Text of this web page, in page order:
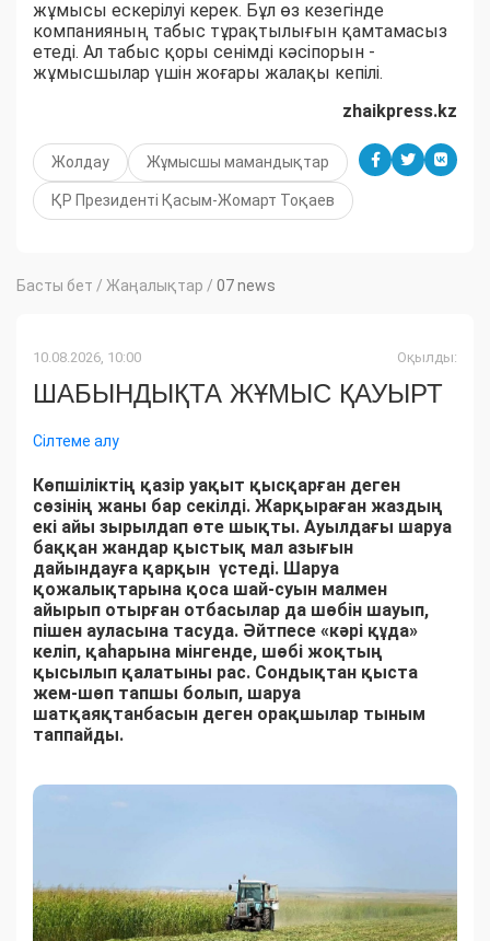
жұмысы ескерілуі керек. Бұл өз кезегінде
компанияның табыс тұрақтылығын қамтамасыз
етеді. Ал табыс қоры сенімді кәсіпорын -
жұмысшылар үшін жоғары жалақы кепілі.
zhaikpress.kz
Жолдау Жұмысшы мамандықтар
ҚР Президенті Қасым-Жомарт Тоқаев
Басты бет / Жаңалықтар / 07 news
10.08.2026, 10:00 Оқылды:
ШАБЫНДЫҚТА ЖҰМЫС ҚАУЫРТ
Сілтеме алу
Көпшіліктің қазір уақыт қысқарған деген
сөзінің жаны бар секілді. Жарқыраған жаздың
екі айы зырылдап өте шықты. Ауылдағы шаруа
баққан жандар қыстық мал азығын
дайындауға қарқын үстеді. Шаруа
қожалықтарына қоса шай-суын малмен
айырып отырған отбасылар да шөбін шауып,
пішен ауласына тасуда. Әйтпесе «кәрі құда»
келіп, қаһарына мінгенде, шөбі жоқтың
қысылып қалатыны рас. Сондықтан қыста
жем-шөп тапшы болып, шаруа
шатқаяқтанбасын деген орақшылар тыным
таппайды.